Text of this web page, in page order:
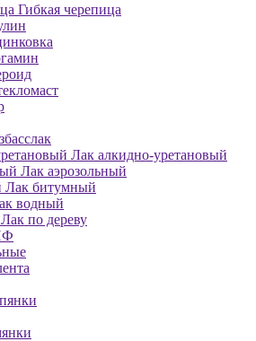
Гибкая черепица
Лак алкидно-уретановый
Лак аэрозольный
Лак битумный
водный
Лак по дереву